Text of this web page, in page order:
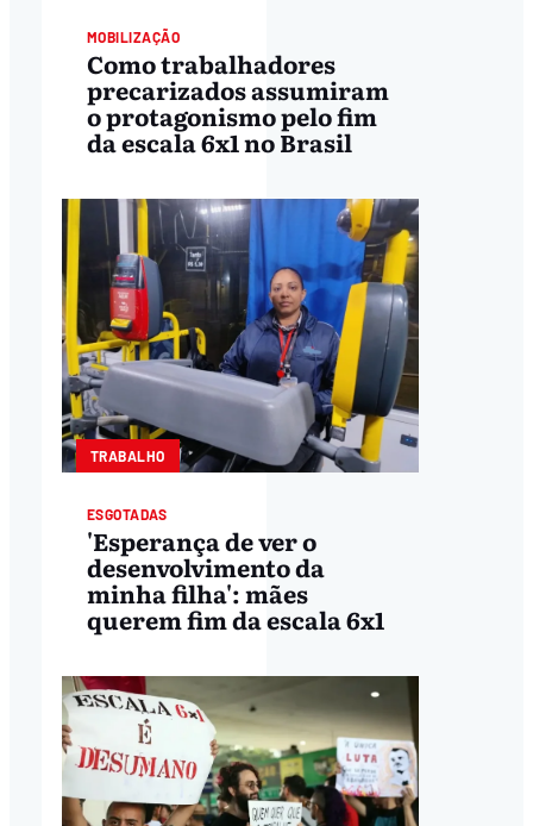
MOBILIZAÇÃO
Como trabalhadores
precarizados assumiram
o protagonismo pelo fim
da escala 6x1 no Brasil
TRABALHO
ESGOTADAS
'Esperança de ver o
desenvolvimento da
minha filha': mães
querem fim da escala 6x1